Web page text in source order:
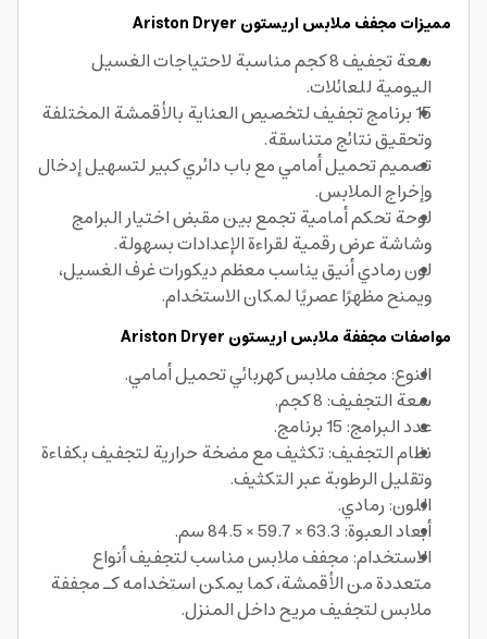
مميزات مجفف ملابس اريستون Ariston Dryer
سعة تجفيف 8 كجم مناسبة لاحتياجات الغسيل
اليومية للعائلات.
15 برنامج تجفيف لتخصيص العناية بالأقمشة المختلفة
وتحقيق نتائج متناسقة.
تصميم تحميل أمامي مع باب دائري كبير لتسهيل إدخال
وإخراج الملابس.
لوحة تحكم أمامية تجمع بين مقبض اختيار البرامج
وشاشة عرض رقمية لقراءة الإعدادات بسهولة.
لون رمادي أنيق يناسب معظم ديكورات غرف الغسيل،
ويمنح مظهرًا عصريًا لمكان الاستخدام.
مواصفات مجففة ملابس اريستون Ariston Dryer
النوع: مجفف ملابس كهربائي تحميل أمامي.
سعة التجفيف: 8 كجم.
عدد البرامج: 15 برنامج.
نظام التجفيف: تكثيف مع مضخة حرارية لتجفيف بكفاءة
وتقليل الرطوبة عبر التكثيف.
اللون: رمادي.
أبعاد العبوة: 63.3 × 59.7 × 84.5 سم.
الاستخدام: مجفف ملابس مناسب لتجفيف أنواع
متعددة من الأقمشة، كما يمكن استخدامه كـ مجففة
ملابس لتجفيف مريح داخل المنزل.